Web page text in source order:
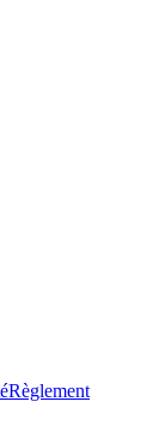
Règlement